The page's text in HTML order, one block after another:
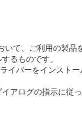
いて、ご利用の製
るものです。
イバーをインスト
アログの指示に従